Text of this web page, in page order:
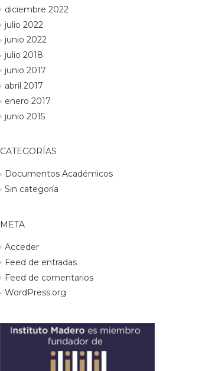
diciembre 2022
julio 2022
junio 2022
julio 2018
junio 2017
abril 2017
enero 2017
junio 2015
CATEGORÍAS
Documentos Académicos
Sin categoría
META
Acceder
Feed de entradas
Feed de comentarios
WordPress.org